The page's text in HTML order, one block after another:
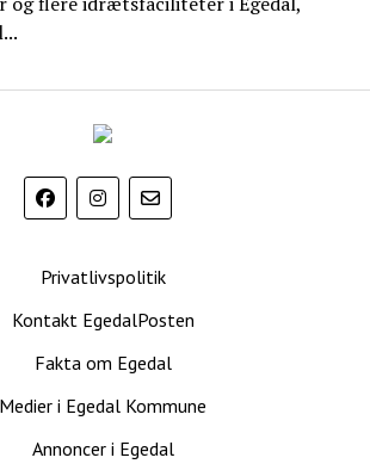
EgedalPosten
Privatlivspolitik
Kontakt EgedalPosten
Fakta om Egedal
Medier i Egedal Kommune
Annoncer i Egedal